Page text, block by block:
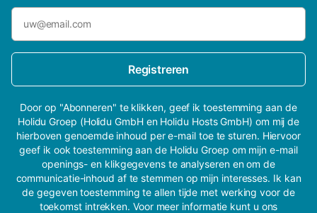
Registreren
Door op "Abonneren" te klikken, geef ik toestemming aan de
Holidu Groep (Holidu GmbH en Holidu Hosts GmbH) om mij de
hierboven genoemde inhoud per e-mail toe te sturen. Hiervoor
geef ik ook toestemming aan de Holidu Groep om mijn e-mail
openings- en klikgegevens te analyseren en om de
communicatie-inhoud af te stemmen op mijn interesses. Ik kan
de gegeven toestemming te allen tijde met werking voor de
toekomst intrekken. Voor meer informatie kunt u ons